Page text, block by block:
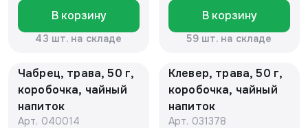
В корзину
43 шт. на складе
В корзину
59 шт. на складе
Чабрец, трава, 50 г,
коробочка, чайный
напиток
Арт. 040014
Клевер, трава, 50 г,
коробочка, чайный
напиток
Арт. 031378